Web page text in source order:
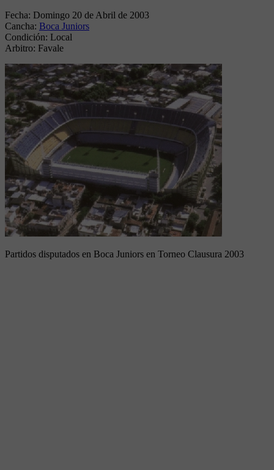
Fecha: Domingo 20 de Abril de 2003
Cancha: Boca Juniors
Condición: Local
Arbitro: Favale
Partidos disputados en Boca Juniors en Torneo Clausura 2003